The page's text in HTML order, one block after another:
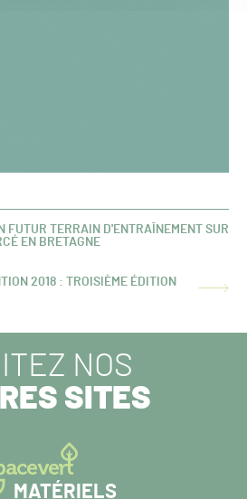
FUTUR TERRAIN D'ENTRAÎNEMENT SUR
EN BRETAGNE
2018 : TROISIÈME ÉDITION
NOS
SITES
MATÉRIELS